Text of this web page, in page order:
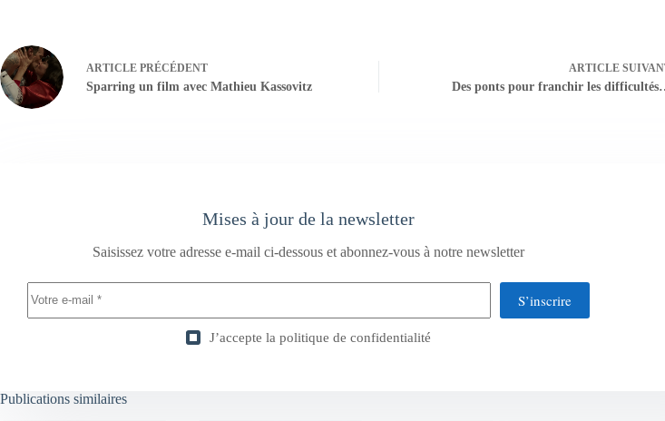
ARTICLE PRÉCÉDENT
Sparring un film avec Mathieu Kassovitz
ARTICLE
Des ponts pour franchir les
Mises à jour de la newsletter
Saisissez votre adresse e-mail ci-dessous et abonnez-vous à notre newsletter
S’inscrire
J’accepte la politique de confidentialité
Publications similaires